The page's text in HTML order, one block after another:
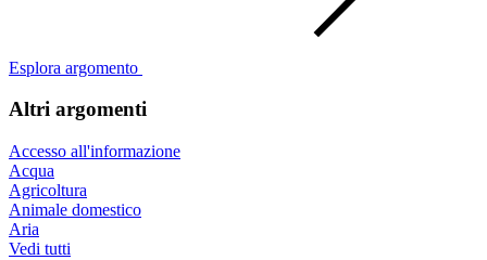
Esplora argomento
Altri argomenti
Accesso all'informazione
Acqua
Agricoltura
Animale domestico
Aria
Vedi tutti